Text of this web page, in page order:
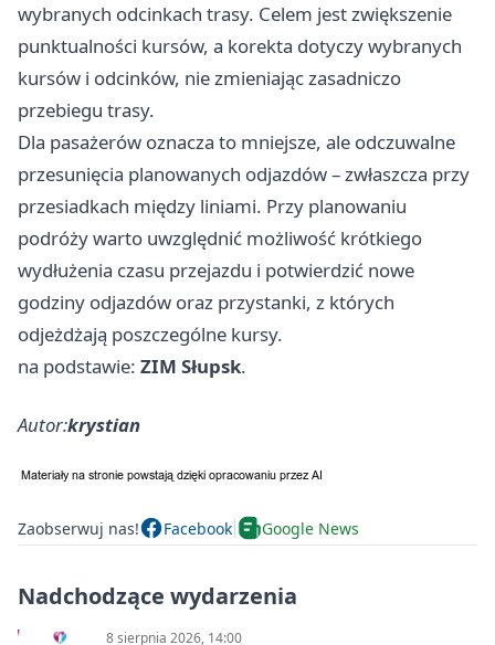
wybranych odcinkach trasy. Celem jest zwiększenie
punktualności kursów, a korekta dotyczy wybranych
kursów i odcinków, nie zmieniając zasadniczo
przebiegu trasy.
Dla pasażerów oznacza to mniejsze, ale odczuwalne
przesunięcia planowanych odjazdów – zwłaszcza przy
przesiadkach między liniami. Przy planowaniu
podróży warto uwzględnić możliwość krótkiego
wydłużenia czasu przejazdu i potwierdzić nowe
godziny odjazdów oraz przystanki, z których
odjeżdżają poszczególne kursy.
na podstawie: ZIM Słupsk.
Autor:krystian
Zaobserwuj nas! Facebook Google News
Nadchodzące wydarzenia
8 sierpnia 2026, 14:00